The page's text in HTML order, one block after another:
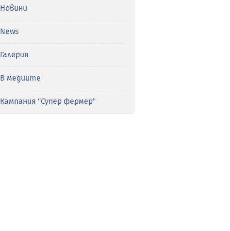
Новини
News
Галерия
В медиите
Кампания "Супер фермер"